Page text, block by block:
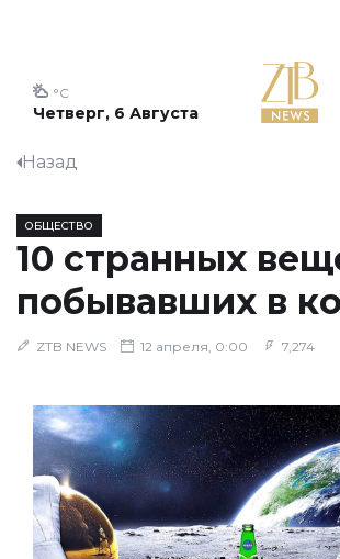
Четверг, 6 Августа
°C
Назад
ОБЩЕСТВО
10 странных
побывавших в
ZTB NEWS 12 апреля, 0:00 7,274